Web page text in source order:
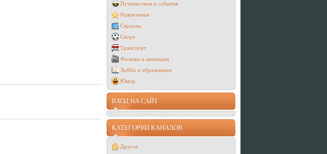
Путешествия и события
Развлечения
Сериалы
Спорт
Транспорт
Фильмы и анимация
Хобби и образование
Юмор
ВХОД НА САЙТ
КАТЕГОРИИ КАНАЛОВ
Другое